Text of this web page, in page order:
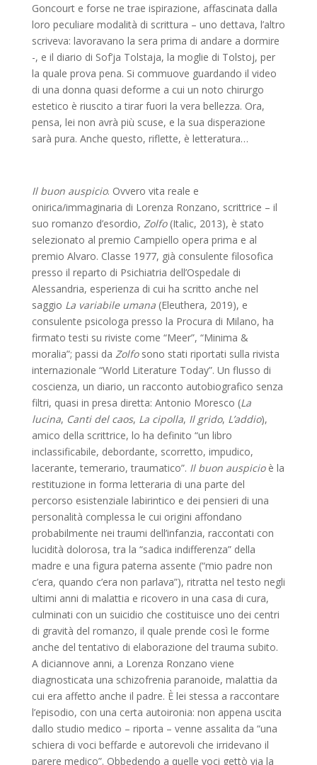
Goncourt e forse ne trae ispirazione, affascinata dalla
loro peculiare modalità di scrittura – uno dettava, l’altro
scriveva: lavoravano la sera prima di andare a dormire
-, e il diario di Sof’ja Tolstaja, la moglie di Tolstoj, per
la quale prova pena. Si commuove guardando il video
di una donna quasi deforme a cui un noto chirurgo
estetico è riuscito a tirar fuori la vera bellezza. Ora,
pensa, lei non avrà più scuse, e la sua disperazione
sarà pura. Anche questo, riflette, è letteratura…
Il buon auspicio. Ovvero vita reale e
onirica/immaginaria di Lorenza Ronzano, scrittrice – il
suo romanzo d’esordio, Zolfo(Italic, 2013), è stato
selezionato al premio Campiello opera prima e al
premio Alvaro. Classe 1977, già consulente filosofica
presso il reparto di Psichiatria dell’Ospedale di
Alessandria, esperienza di cui ha scritto anche nel
saggio La variabile umana(Eleuthera, 2019), e
consulente psicologa presso la Procura di Milano, ha
firmato testi su riviste come “Meer”, “Minima &
moralia”; passi da Zolfosono stati riportati sulla rivista
internazionale “World Literature Today”. Un flusso di
coscienza, un diario, un racconto autobiografico senza
filtri, quasi in presa diretta: Antonio Moresco (La
lucina, Canti del caos, La cipolla, Il grido, L’addio),
amico della scrittrice, lo ha definito “un libro
inclassificabile, debordante, scorretto, impudico,
lacerante, temerario, traumatico”. Il buon auspicioè la
restituzione in forma letteraria di una parte del
percorso esistenziale labirintico e dei pensieri di una
personalità complessa le cui origini affondano
probabilmente nei traumi dell’infanzia, raccontati con
lucidità dolorosa, tra la “sadica indifferenza” della
madre e una figura paterna assente (“mio padre non
c’era, quando c’era non parlava”), ritratta nel testo negli
ultimi anni di malattia e ricovero in una casa di cura,
culminati con un suicidio che costituisce uno dei centri
di gravità del romanzo, il quale prende così le forme
anche del tentativo di elaborazione del trauma subito.
A diciannove anni, a Lorenza Ronzano viene
diagnosticata una schizofrenia paranoide, malattia da
cui era affetto anche il padre. È lei stessa a raccontare
l’episodio, con una certa autoironia: non appena uscita
dallo studio medico – riporta – venne assalita da “una
schiera di voci beffarde e autorevoli che irridevano il
parere medico”. Obbedendo a quelle voci gettò via la